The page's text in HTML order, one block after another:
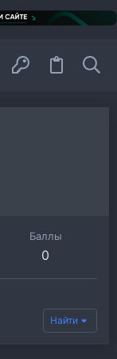
Баллы
0
Найти